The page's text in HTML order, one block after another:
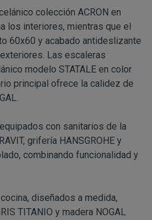
colección ACRON en
los interiores, mientras que el
60x60 y acabado antideslizante
Las escaleras
modelo STATALE en color
principal ofrece la calidez de
con sanitarios de la
grifería HANSGROHE y
combinando funcionalidad y
diseñados a medida,
TITANIO y madera NOGAL